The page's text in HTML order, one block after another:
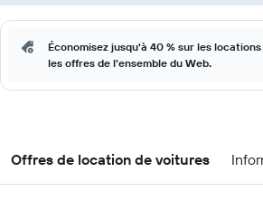
Économisez jusqu'à 40 % sur les
les offres de l'ensemble du Web.
Offres de location de voitures